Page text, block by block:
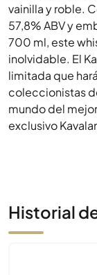
vainilla y roble.
57,8% ABV y
700 ml, este
inolvidable. El
limitada que
coleccionistas
mundo del
exclusivo
Historial